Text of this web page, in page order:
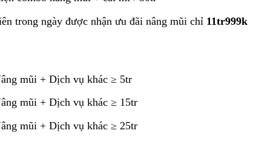
trong ngày được nhận ưu đãi nâng mũi chỉ 11tr999k
mũi + Dịch vụ khác ≥ 5tr
mũi + Dịch vụ khác ≥ 15tr
mũi + Dịch vụ khác ≥ 25tr